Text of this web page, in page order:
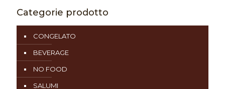
Categorie prodotto
CONGELATO
BEVERAGE
NO FOOD
SALUMI